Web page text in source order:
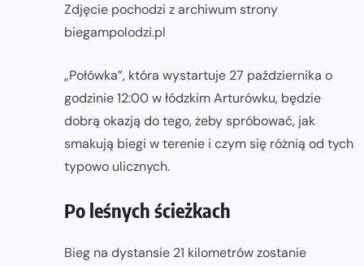
Zdjęcie pochodzi z archiwum strony
biegampolodzi.pl
„Połówka”, która wystartuje 27 października o
godzinie 12:00 w łódzkim Arturówku, będzie
dobrą okazją do tego, żeby spróbować, jak
smakują biegi w terenie i czym się różnią od tych
typowo ulicznych.
Po leśnych ścieżkach
Bieg na dystansie 21 kilometrów zostanie